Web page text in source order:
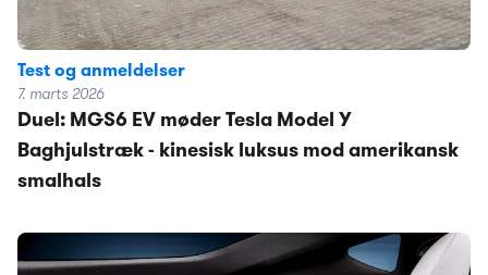
Test og anmeldelser
7. marts 2026
Duel: MGS6 EV møder Tesla Model Y
Baghjulstræk - kinesisk luksus mod amerikansk
smalhals